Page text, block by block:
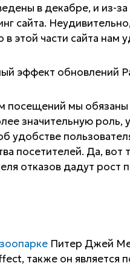
в декабре, и из-
сайта.
в этой части сайта нам
посещений мы
значительную роль,
удобстве
посетителей. Да, вот
отказов дадут рост
Питер Джей
также он является